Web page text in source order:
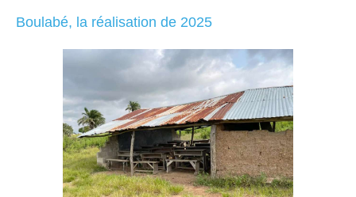
Boulabé, la réalisation de 2025